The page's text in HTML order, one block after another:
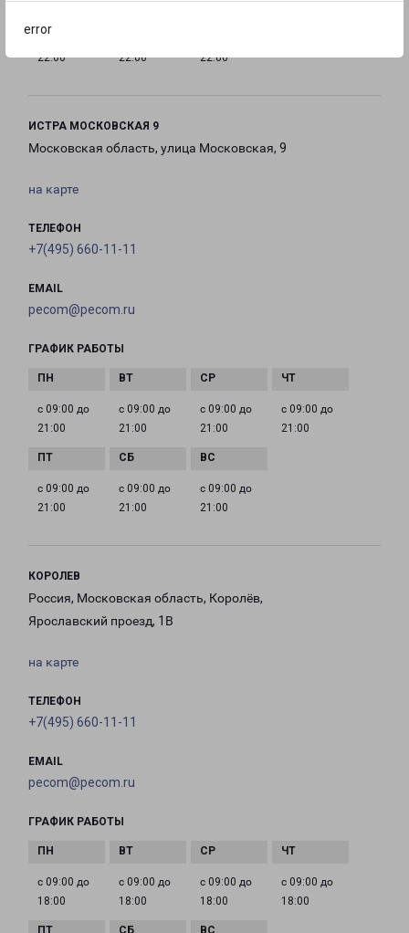
error
22:00
22:00
22:00
ИСТРА МОСКОВСКАЯ 9
Московская область, улица Московская, 9
на карте
ТЕЛЕФОН
+7(495) 660-11-11
EMAIL
pecom@pecom.ru
ГРАФИК РАБОТЫ
с 09:00 до
21:00
с 09:00 до
21:00
с 09:00 до
21:00
с 09:00 до
21:00
с 09:00 до
21:00
с 09:00 до
21:00
с 09:00 до
21:00
КОРОЛЕВ
Россия, Московская область, Королёв,
Ярославский проезд, 1В
на карте
ТЕЛЕФОН
+7(495) 660-11-11
EMAIL
pecom@pecom.ru
ГРАФИК РАБОТЫ
с 09:00 до
18:00
с 09:00 до
18:00
с 09:00 до
18:00
с 09:00 до
18:00